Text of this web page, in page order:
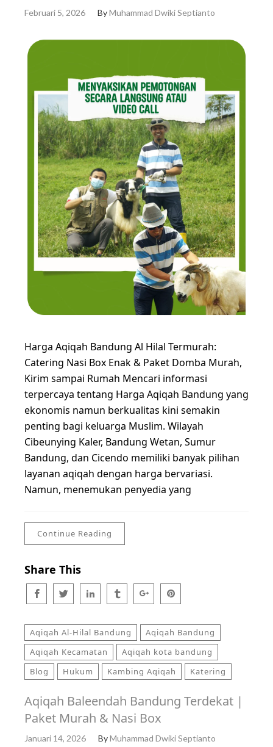
Februari 5, 2026 ByMuhammad Dwiki Septianto
Harga Aqiqah Bandung Al Hilal Termurah:
Catering Nasi Box Enak & Paket Domba Murah,
Kirim sampai Rumah Mencari informasi
terpercaya tentang Harga Aqiqah Bandung yang
ekonomis namun berkualitas kini semakin
penting bagi keluarga Muslim. Wilayah
Cibeunying Kaler, Bandung Wetan, Sumur
Bandung, dan Cicendo memiliki banyak pilihan
layanan aqiqah dengan harga bervariasi.
Namun, menemukan penyedia yang
Continue Reading
Share This
Aqiqah Al-Hilal Bandung
Aqiqah Bandung
Aqiqah Kecamatan
Aqiqah kota bandung
Blog
Hukum Kambing Aqiqah Katering
Aqiqah Baleendah Bandung Terdekat |
Paket Murah & Nasi Box
Januari 14, 2026 ByMuhammad Dwiki Septianto